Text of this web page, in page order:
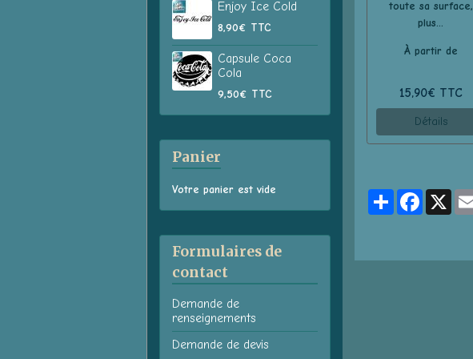
toute sa surface,
plus...
À partir de
15,90€ TTC
Détails
PartagerFacebook
X
Enjoy Ice Cold
8,90€ TTC
Capsule Coca
Cola
9,50€ TTC
Panier
Votre panier est vide
Formulaires de
contact
Demande de
renseignements
Demande de devis